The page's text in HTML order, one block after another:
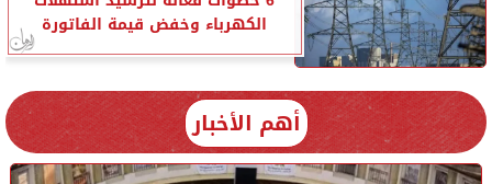
الكهرباء وخفض قيمة الفاتورة
أهم الأخبار